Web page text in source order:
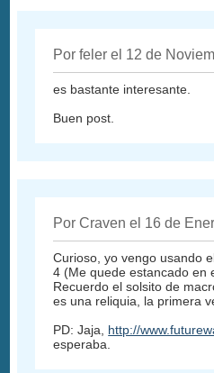
Por feler el 12 de
es bastante interesante.
Buen post.
Por Craven el 16 de
Curioso, yo vengo usando
4 (Me quede estancado en
Recuerdo el solsito de
es una reliquia, la primera
PD: Jaja, http://
esperaba.